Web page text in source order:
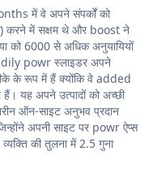
में वे अपने संपर्कों को
करने में सक्षम थे और boost ने
को 6000 से अधिक अनुयायियों
powr स्लाइडर अपने
के रूप में हैं क्योंकि वे added
यह अपने उत्पादों को अच्छी
ऑन-साइट अनुभव प्रदान
अपनी साइट पर powr ऐप्स
की तुलना में 2.5 गुना